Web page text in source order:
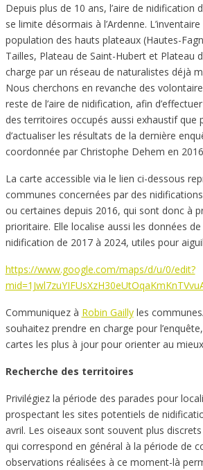
Depuis plus de 10 ans, l’aire de nidification
se limite désormais à l’Ardenne.
population des hauts plateaux (Hautes-
Tailles, Plateau de Saint-Hubert et Plateau
charge par un réseau de naturalistes déjà
Nous cherchons en revanche des
reste de l’aire de nidification, afin
des territoires occupés aussi exhaustif que
d’actualiser les résultats de la dernière
coordonnée par Christophe Dehem en
La carte accessible via le lien ci-dessous
communes concernées par des
ou certaines depuis 2016, qui sont donc à
prioritaire. Elle localise aussi les données de
nidification de 2017 à 2024, utiles pour
https://www.google.com/maps/d/u/0/edit?
Communiquez à Robin Gaillyles
souhaitez prendre en charge pour
cartes les plus à jour pour orienter au
Recherche des territoires
Privilégiez la période des parades pour
prospectant les sites potentiels de
avril. Les oiseaux sont souvent plus
qui correspond en général à la période de
observations réalisées à ce moment-là